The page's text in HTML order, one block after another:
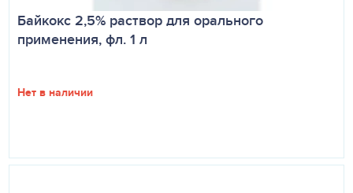
Байкокс 2,5% раствор для орального
применения, фл. 1 л
Нет в наличии